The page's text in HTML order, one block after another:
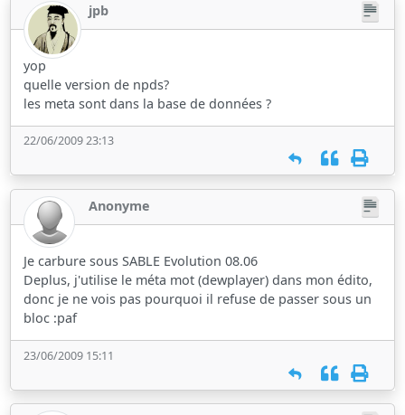
jpb
yop
quelle version de npds?
les meta sont dans la base de données ?
22/06/2009 23:13
Anonyme
Je carbure sous SABLE Evolution 08.06
Deplus, j'utilise le méta mot (dewplayer) dans mon édito,
donc je ne vois pas pourquoi il refuse de passer sous un
bloc :paf
23/06/2009 15:11